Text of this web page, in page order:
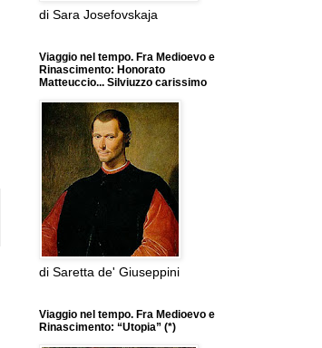
di Sara Josefovskaja
Viaggio nel tempo. Fra Medioevo e
Rinascimento: Honorato
Matteuccio... Silviuzzo carissimo
di Saretta de' Giuseppini
Viaggio nel tempo. Fra Medioevo e
Rinascimento: “Utopia” (*)